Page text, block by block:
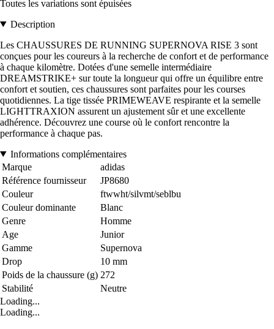
Toutes les variations sont épuisées
Description
Les CHAUSSURES DE RUNNING SUPERNOVA RISE 3 sont
conçues pour les coureurs à la recherche de confort et de performance
à chaque kilomètre. Dotées d'une semelle intermédiaire
DREAMSTRIKE+ sur toute la longueur qui offre un équilibre entre
confort et soutien, ces chaussures sont parfaites pour les courses
quotidiennes. La tige tissée PRIMEWEAVE respirante et la semelle
LIGHTTRAXION assurent un ajustement sûr et une excellente
adhérence. Découvrez une course où le confort rencontre la
performance à chaque pas.
Informations complémentaires
Marque
adidas
Référence fournisseur
JP8680
Couleur
ftwwht/silvmt/seblbu
Couleur dominante
Blanc
Genre
Homme
Age
Junior
Gamme
Supernova
Drop
10 mm
Poids de la chaussure (g) 272
Stabilité
Neutre
Loading...
Loading...